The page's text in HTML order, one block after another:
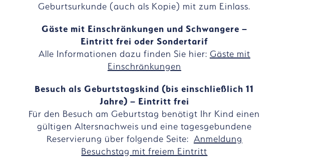
Geburtsurkunde (auch als Kopie) mit zum Einlass.
Gäste mit Einschränkungen und Schwangere –
Eintritt frei oder Sondertarif
Alle Informationen dazu finden Sie hier: Gäste mit
Einschränkungen
Besuch als Geburtstagskind (bis einschließlich 11
Jahre) – Eintritt frei
Für den Besuch am Geburtstag benötigt Ihr Kind einen
gültigen Altersnachweis und eine tagesgebundene
Reservierung über folgende Seite: Anmeldung
Besuchstag mit freiem Eintritt